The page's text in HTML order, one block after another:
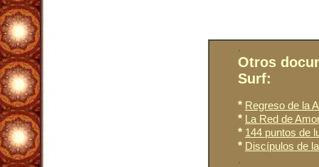
.
Otros
Surf:
* Regreso de la
* La Red de
* 144 puntos de
* Discípulos de
.